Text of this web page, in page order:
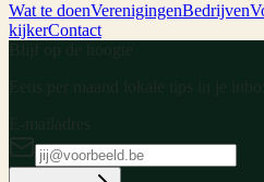
Wat te doenVerenigingenBedrijven
kijkerContact